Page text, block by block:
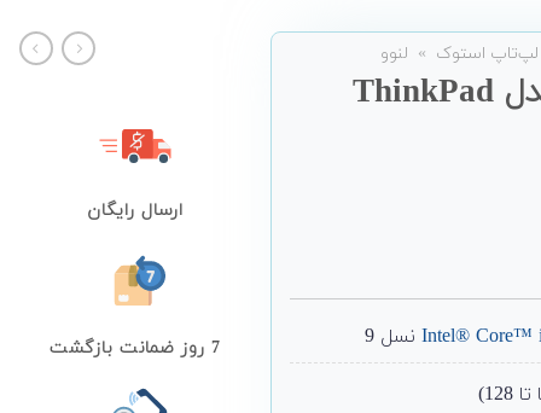
لپ‌تاپ استوک » لنوو
لپ تاپ 15 اینچی Lenovo مدل ThinkPad
Intel® Core™نسل 9
ارسال رایگان
7 روز ضمانت بازگشت